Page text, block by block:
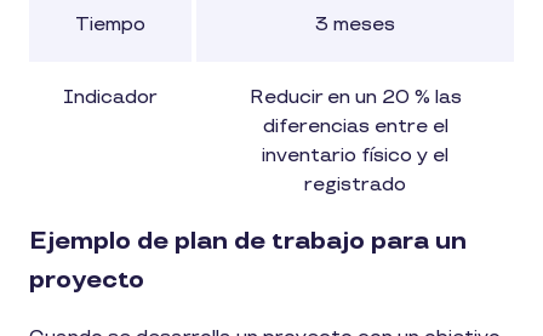
Tiempo 3 meses
Indicador
Reducir en un 20 % las
diferencias entre el
inventario físico y el
registrado
Ejemplo de plan de trabajo para un
proyecto